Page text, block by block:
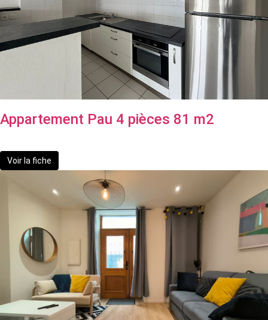
Appartement Pau 4 pièces 81 m2
Voir la fiche